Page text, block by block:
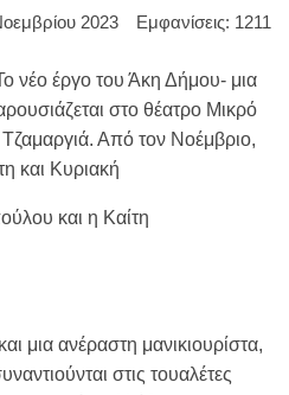
2023 Εμφανίσεις: 1211
νέο έργο του Άκη Δήμου- μια
στο θέατρο Μικρό
Από τον Νοέμβριο,
και Κυριακή
και η Καίτη
μια ανέραστη μανικιουρίστα,
στις τουαλέτες